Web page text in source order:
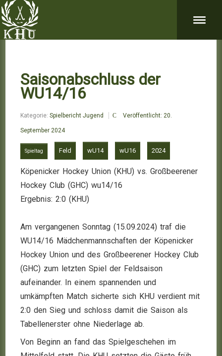
Saisonabschluss der
WU14/16
Kategorie:Spielbericht Jugend Veröffentlicht: 20.
September 2024
Spieltag Feld wU14 wU16 2024
Köpenicker Hockey Union (KHU) vs. Großbeerener
Hockey Club (GHC) wu14/16
Ergebnis: 2:0 (KHU)
Am vergangenen Sonntag (15.09.2024) traf die
WU14/16 Mädchenmannschaften der Köpenicker
Hockey Union und des Großbeerener Hockey Club
(GHC) zum letzten Spiel der Feldsaison
aufeinander. In einem spannenden und
umkämpften Match sicherte sich KHU verdient mit
2:0 den Sieg und schloss damit die Saison als
Tabellenerster ohne Niederlage ab.
Von Beginn an fand das Spielgeschehen im